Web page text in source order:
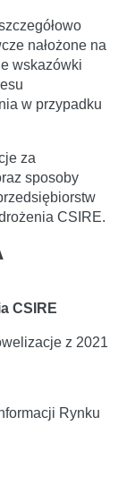
nałożone na
wskazówki
w przypadku
za
sposoby
CSIRE.
CSIRE
z 2021
Rynku